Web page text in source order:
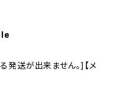
送が出来ません。]【メ